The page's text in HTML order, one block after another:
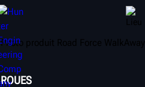
FORMATION